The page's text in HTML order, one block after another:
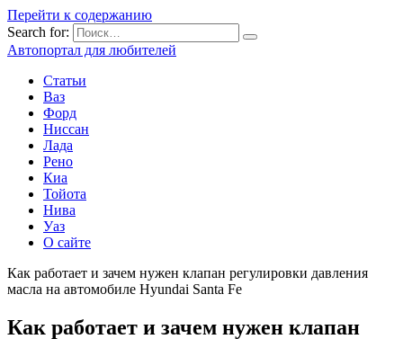
Перейти к содержанию
Search for:
Автопортал для любителей
Статьи
Ваз
Форд
Ниссан
Лада
Рено
Киа
Тойота
Нива
Уаз
О сайте
Как работает и зачем нужен клапан регулировки давления
масла на автомобиле Hyundai Santa Fe
Как работает и зачем нужен клапан